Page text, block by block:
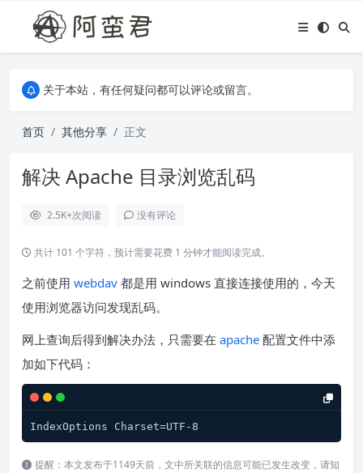
关于本站，有任何疑问都可以评论或留言。
关于本站，有任何疑问都可以评论或留言。
首页
其他分享 正文
解决 Apache 目录浏览乱码
2.5K+次阅读 没有评论
共计 101 个字符，预计需要花费 1 分钟才能阅读完成。
之前使用 webdav 都是用 windows 直接连接使用的，今天
使用浏览器访问发现乱码。
网上查询后得到解决办法，只需要在 apache 配置文件中添
加如下代码：
IndexOptions Charset=UTF-8
提醒：本文发布于1149天前，文中所关联的信息可能已发生改变，请知